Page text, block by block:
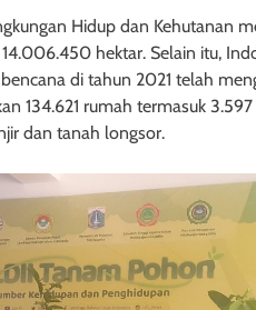
Hidup dan Kehutanan
hektar. Selain itu,
di tahun 2021 telah
134.621 rumah termasuk
dan tanah longsor.